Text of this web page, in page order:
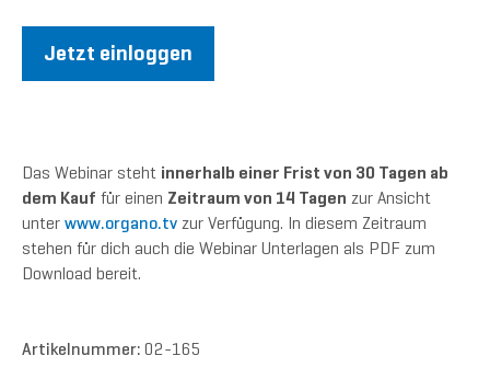
Jetzt einloggen
Das Webinar steht innerhalb einer Frist von 30 Tagen ab
dem Kauf für einen Zeitraum von 14 Tagen zur Ansicht
unter www.organo.tv zur Verfügung. In diesem Zeitraum
stehen für dich auch die Webinar Unterlagen als PDF zum
Download bereit.
Artikelnummer: 02-165